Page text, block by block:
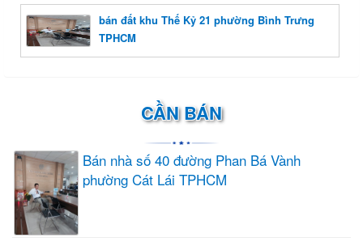
bán đất khu Thế Kỷ 21 phường Bình Trưng
TPHCM
CẦN BÁN
Bán nhà số 40 đường Phan Bá Vành
phường Cát Lái TPHCM